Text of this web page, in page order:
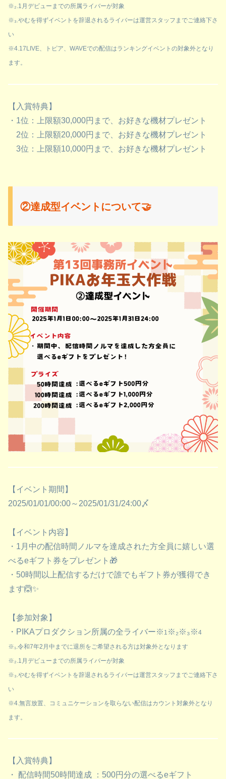
※₂.1月デビューまでの所属ライバーが対象
※₃.やむを得ずイベントを辞退されるライバーは運営スタッフまでご連絡下さ
い
※4.17LIVE、トピア、WAVEでの配信はランキングイベントの対象外となり
ます。
【入賞特典】
・1位：上限額30,000円まで、お好きな機材プレゼント
2位：上限額20,000円まで、お好きな機材プレゼント
3位：上限額10,000円まで、お好きな機材プレゼント
②達成型イベントについて🤝
【イベント期間】
2025/01/01/00:00～2025/01/31/24:00〆
【イベント内容】
・1月中の配信時間ノルマを達成された方全員に嬉しい選
べるeギフト券をプレゼント🎁
・50時間以上配信するだけで誰でもギフト券が獲得でき
ます🙆✨
【参加対象】
・PIKAプロダクション所属の全ライバー※ 1 ※₂※₃※4
※₁.令和7年2月中までに退所をご希望される方は対象外となります
※₂.1月デビューまでの所属ライバーが対象
※₃.やむを得ずイベントを辞退されるライバーは運営スタッフまでご連絡下さ
い
※4.無言放置、コミュニケーションを取らない配信はカウント対象外となり
ます。
【入賞特典】
・ 配信時間50時間達成 ：500円分の選べるeギフト